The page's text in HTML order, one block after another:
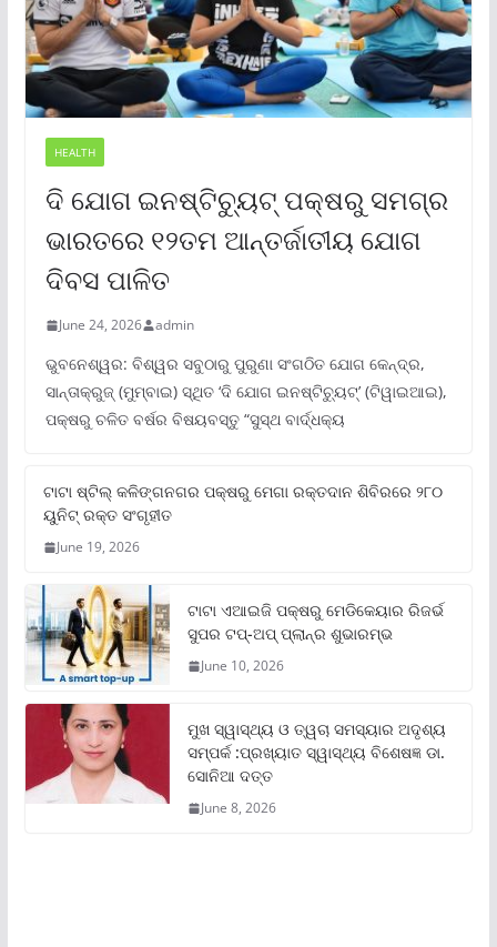
HEALTH
ଦି ଯୋଗ ଇନଷ୍ଟିଚ୍ୟୁଟ୍ ପକ୍ଷରୁ ସମଗ୍ର
ଭାରତରେ ୧୨ତମ ଆନ୍ତର୍ଜାତୀୟ ଯୋଗ
ଦିବସ ପାଳିତ
June 24, 2026 admin
ଭୁବନେଶ୍ୱର: ବିଶ୍ୱର ସବୁଠାରୁ ପୁରୁଣା ସଂଗଠିତ ଯୋଗ କେନ୍ଦ୍ର,
ସାନ୍ତାକ୍ରୁଜ୍ (ମୁମ୍ବାଇ) ସ୍ଥିତ ‘ଦି ଯୋଗ ଇନଷ୍ଟିଚ୍ୟୁଟ୍‌’ (ଟିୱାଇଆଇ),
ପକ୍ଷରୁ ଚଳିତ ବର୍ଷର ବିଷୟବସ୍ତୁ “ସୁସ୍ଥ ବାର୍ଦ୍ଧକ୍ୟ
ଟାଟା ଷ୍ଟିଲ୍‌ କଳିଙ୍ଗନଗର ପକ୍ଷରୁ ମେଗା ରକ୍ତଦାନ ଶିବିରରେ ୨୮୦
ୟୁନିଟ୍‌ ରକ୍ତ ସଂଗୃହୀତ
June 19, 2026
ଟାଟା ଏଆଇଜି ପକ୍ଷରୁ ମେଡିକେୟାର ରିଜର୍ଭ
ସୁପର ଟପ୍‌-ଅପ୍ ପ୍ଲାନ୍‌ର ଶୁଭାରମ୍ଭ
June 10, 2026
ମୁଖ ସ୍ୱାସ୍ଥ୍ୟ ଓ ତ୍ୱଚା ସମସ୍ୟାର ଅଦୃଶ୍ୟ
ସମ୍ପର୍କ :ପ୍ରଖ୍ୟାତ ସ୍ୱାସ୍ଥ୍ୟ ବିଶେଷଜ୍ଞ ଡା.
ସୋନିଆ ଦତ୍ତ
June 8, 2026